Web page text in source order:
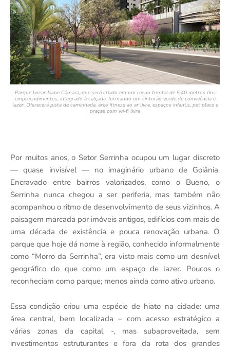
Parque linear Jaime Câmara, que será criado em um recuo frontal de 5,40 metros dos
empreendimentos, integrado à calçada, formando um cinturão verde de convivência e
lazer. Oferecerá pista de caminhada, área fitness ao ar livre, espaços infantis, pet place e
praças com wi-fi livre
Por muitos anos, o Setor Serrinha ocupou um lugar discreto
— quase invisível — no imaginário urbano de Goiânia.
Encravado entre bairros valorizados, como o Bueno, o
Serrinha nunca chegou a ser periferia, mas também não
acompanhou o ritmo de desenvolvimento de seus vizinhos. A
paisagem marcada por imóveis antigos, edifícios com mais de
uma década de existência e pouca renovação urbana. O
parque que hoje dá nome à região, conhecido informalmente
como “Morro da Serrinha”, era visto mais como um desnível
geográfico do que como um espaço de lazer. Poucos o
reconheciam como parque; menos ainda como ativo urbano.
Essa condição criou uma espécie de hiato na cidade: uma
área central, bem localizada – com acesso estratégico a
várias zonas da capital -, mas subaproveitada, sem
investimentos estruturantes e fora da rota dos grandes